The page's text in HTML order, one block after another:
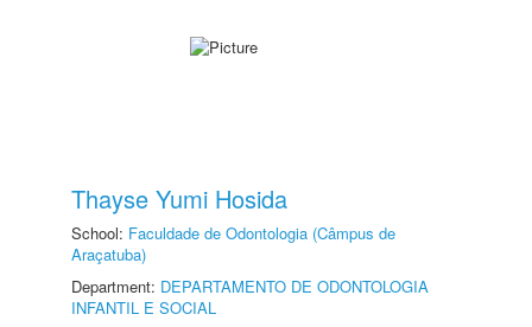
Thayse Yumi Hosida
School: Faculdade de Odontologia (Câmpus de
Araçatuba)
Department: DEPARTAMENTO DE ODONTOLOGIA
INFANTIL E SOCIAL